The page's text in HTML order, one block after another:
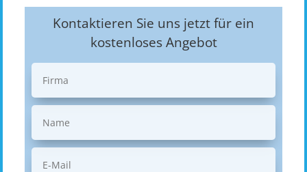
Kontaktieren Sie uns jetzt für ein
kostenloses Angebot